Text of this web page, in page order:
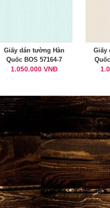
Giấy dán tường Hàn
Quốc BOS 57164-7
1.050.000 VNĐ
Giấy